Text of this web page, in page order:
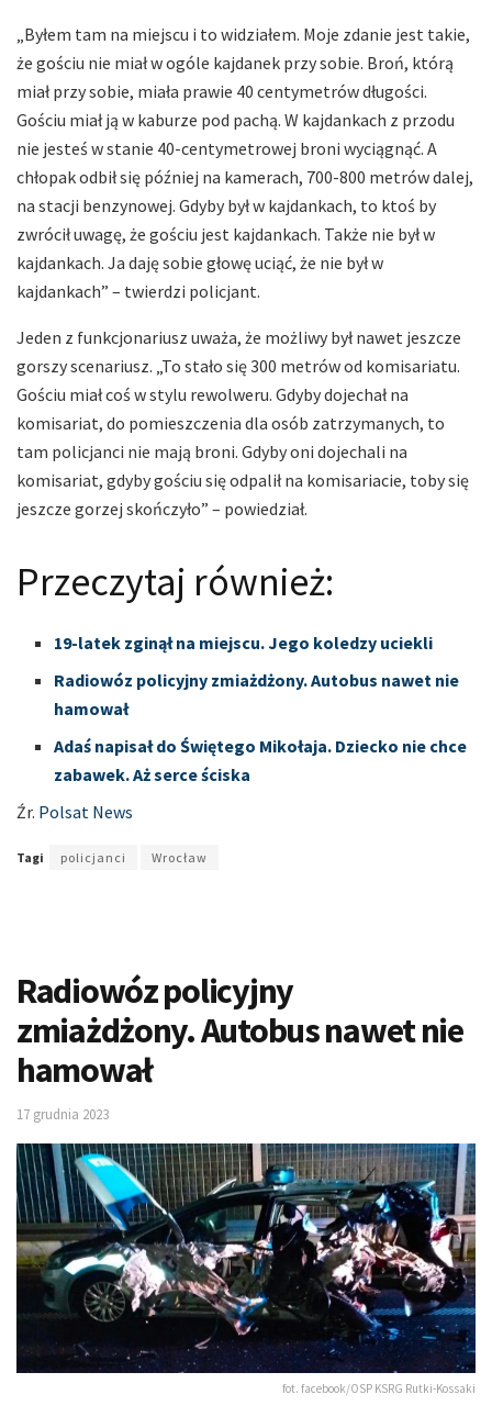
„Byłem tam na miejscu i to widziałem. Moje zdanie jest takie,
że gościu nie miał w ogóle kajdanek przy sobie. Broń, którą
miał przy sobie, miała prawie 40 centymetrów długości.
Gościu miał ją w kaburze pod pachą. W kajdankach z przodu
nie jesteś w stanie 40-centymetrowej broni wyciągnąć. A
chłopak odbił się później na kamerach, 700-800 metrów dalej,
na stacji benzynowej. Gdyby był w kajdankach, to ktoś by
zwrócił uwagę, że gościu jest kajdankach. Także nie był w
kajdankach. Ja daję sobie głowę uciąć, że nie był w
kajdankach” – twierdzi policjant.
Jeden z funkcjonariusz uważa, że możliwy był nawet jeszcze
gorszy scenariusz. „To stało się 300 metrów od komisariatu.
Gościu miał coś w stylu rewolweru. Gdyby dojechał na
komisariat, do pomieszczenia dla osób zatrzymanych, to
tam policjanci nie mają broni. Gdyby oni dojechali na
komisariat, gdyby gościu się odpalił na komisariacie, toby się
jeszcze gorzej skończyło” – powiedział.
Przeczytaj również:
19-latek zginął na miejscu. Jego koledzy uciekli
Radiowóz policyjny zmiażdżony. Autobus nawet nie
hamował
Adaś napisał do Świętego Mikołaja. Dziecko nie chce
zabawek. Aż serce ściska
Źr. Polsat News
Tagi policjanci Wrocław
Radiowóz policyjny
zmiażdżony. Autobus nawet nie
hamował
17 grudnia 2023
fot. facebook/OSP KSRG Rutki-Kossaki